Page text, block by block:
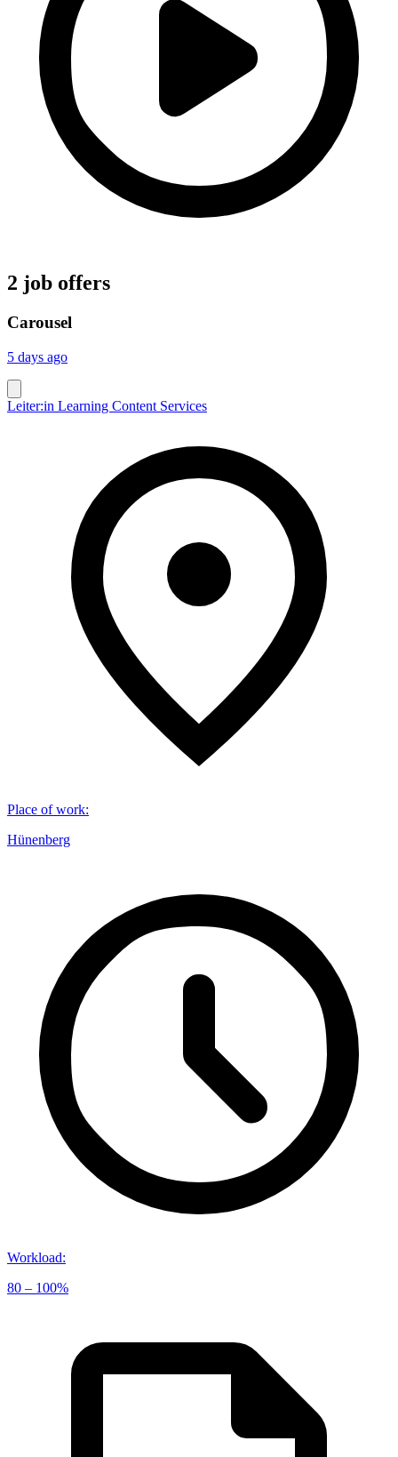
2 job offers
Carousel
5 days ago
Leiter:in Learning Content Services
Place of work:
Hünenberg
Workload:
80 – 100%